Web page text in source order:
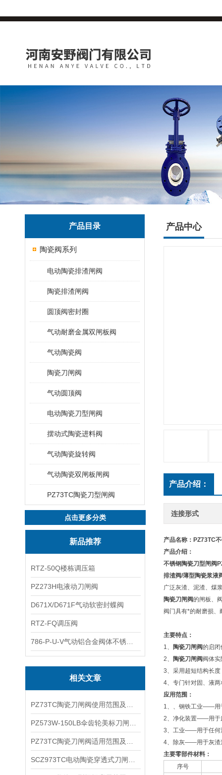
产品目录
陶瓷阀系列
电动陶瓷排渣闸阀
陶瓷排渣闸阀
圆顶阀密封圈
气动耐磨金属双闸板阀
气动陶瓷阀
陶瓷刀闸阀
气动圆顶阀
电动陶瓷刀型闸阀
摆动式陶瓷进料阀
气动陶瓷旋转阀
气动陶瓷双闸板闸阀
PZ73TC陶瓷刀型闸阀
点击更多分类
新品推荐
RTZ-50Q楼栋调压箱
PZ273H电液动刀闸阀
D671X/D671F气动软密封蝶阀
RTZ-FQ调压阀
相关文章
产品中心
产品介绍：
连接形式
产品名称：PZ73TC
产品介绍：
不锈钢陶瓷刀型闸阀
排渣阀/薄型陶瓷浆液
广泛灰渣、泥渣、煤
陶瓷刀闸阀的闸板、
阀门具有*的耐磨损
主要特点：
1、
陶瓷刀闸阀的启闭
2、
陶瓷刀闸阀 阀体
3、采用超短结构长
4、专门针对固、液
应用范围：
1、、钢铁工业——用
2、净化装置——用于
3、工业——用于任何
4、除灰——用于灰渣
主要零部件材料：
序号